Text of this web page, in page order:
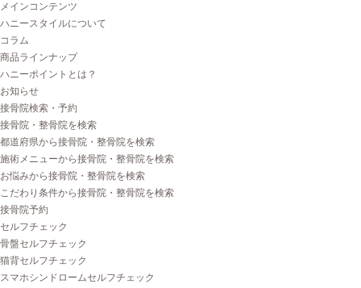
メインコンテンツ
ハニースタイルについて
コラム
商品ラインナップ
ハニーポイントとは？
お知らせ
接骨院検索・予約
接骨院・整骨院を検索
都道府県から接骨院・整骨院を検索
施術メニューから接骨院・整骨院を検索
お悩みから接骨院・整骨院を検索
こだわり条件から接骨院・整骨院を検索
接骨院予約
セルフチェック
骨盤セルフチェック
猫背セルフチェック
スマホシンドロームセルフチェック